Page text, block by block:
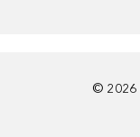
© 2026